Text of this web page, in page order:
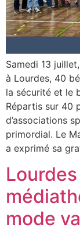
Samedi 13
à Lourdes, 40
la sécurité et le
Répartis sur 40
d’associations
primordial. Le
a exprimé sa
mode